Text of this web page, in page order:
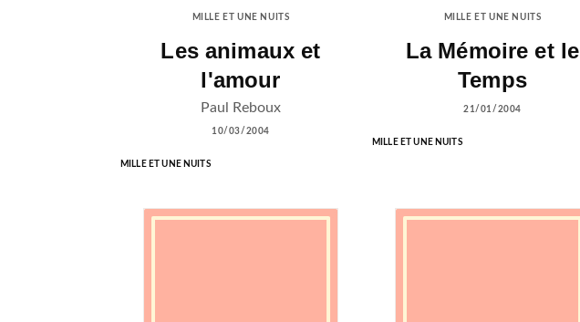
MILLE ET UNE NUITS
Les animaux et
l'amour
Paul Reboux
10/03/2004
MILLE ET UNE NUITS
MILLE ET UNE NUITS
La Mémoire et le
Temps
21/01/2004
MILLE ET UNE NUITS